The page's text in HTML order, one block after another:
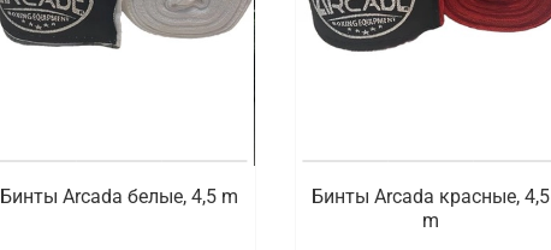
Бинты Arcada белые, 4,5 m
Бинты Arcada красные, 4,5
m